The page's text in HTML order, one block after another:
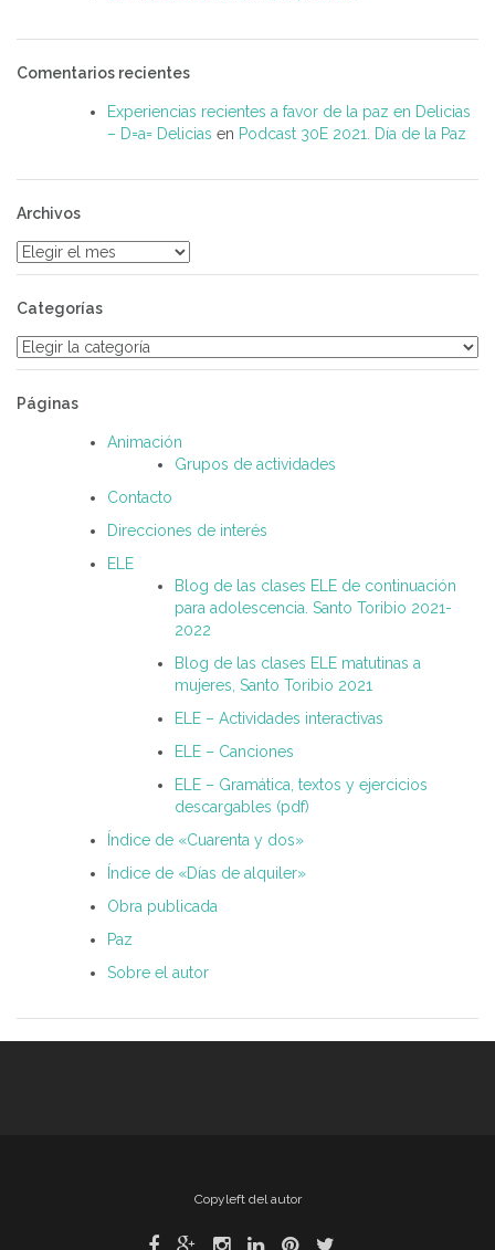
Comentarios recientes
Experiencias recientes a favor de la paz en Delicias
– D=a= Delicias en Podcast 30E 2021. Día de la Paz
Archivos
Archivos
Categorías
Categorías
Páginas
Animación
Grupos de actividades
Contacto
Direcciones de interés
ELE
Blog de las clases ELE de continuación
para adolescencia. Santo Toribio 2021-
2022
Blog de las clases ELE matutinas a
mujeres, Santo Toribio 2021
ELE – Actividades interactivas
ELE – Canciones
ELE – Gramática, textos y ejercicios
descargables (pdf)
Índice de «Cuarenta y dos»
Índice de «Días de alquiler»
Obra publicada
Paz
Sobre el autor
Copyleft del autor